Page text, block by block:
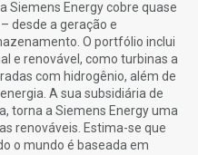
Siemens Energy cobre quase
desde a geração e
O portfólio inclui
e renovável, como turbinas a
com hidrogênio, além de
A sua subsidiária de
torna a Siemens Energy uma
renováveis. Estima-se que
o mundo é baseada em